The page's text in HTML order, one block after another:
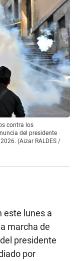
contra los
del presidente
(Aizar RALDES /
este lunes a
marcha de
presidente
por